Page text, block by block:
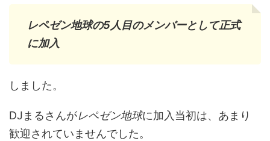
レペゼン地球の5人目のメンバーとして正式
に加入
しました。
DJまるさんがレペゼン地球に加入当初は、あまり
歓迎されていませんでした。